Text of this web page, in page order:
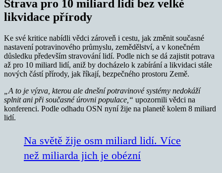
Strava pro 10 miliard lidí bez velké
likvidace přírody
Ke své kritice nabídli vědci zároveň i cestu, jak změnit současné
nastavení potravinového průmyslu, zemědělství, a v konečném
důsledku především stravování lidí. Podle nich se dá zajistit potrava
až pro 10 miliard lidí, aniž by docházelo k zabírání a likvidaci stále
nových částí přírody, jak říkají, bezpečného prostoru Země.
„A to je výzva, kterou ale dnešní potravinové systémy nedokáží
splnit ani při současné úrovni populace,“ upozornili vědci na
konferenci. Podle odhadu OSN nyní žije na planetě kolem 8 miliard
lidí.
Na světě žije osm miliard lidí. Více
než miliarda jich je obézní